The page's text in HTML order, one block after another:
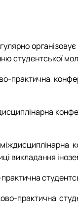
Магістр
студентської
практична
викладання
практична